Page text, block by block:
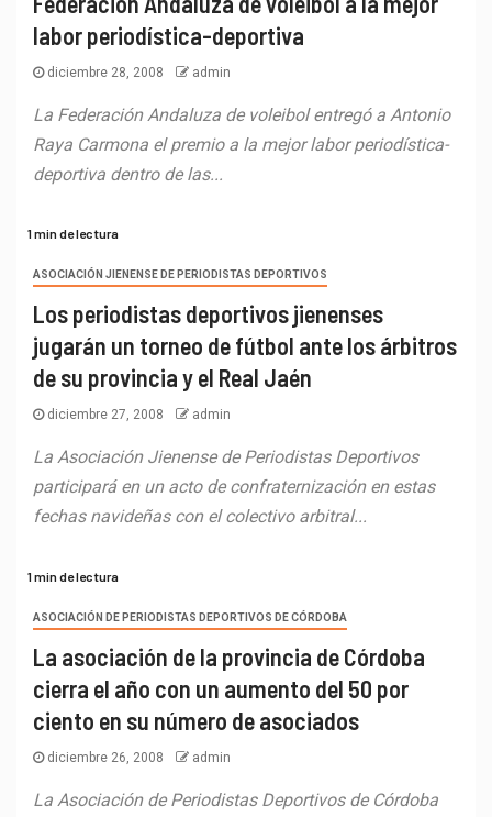
labor periodística-deportiva
diciembre 28, 2008 admin
La Federación Andaluza de voleibol entregó a Antonio
Raya Carmona el premio a la mejor labor periodística-
deportiva dentro de las...
1 min de lectura
ASOCIACIÓN JIENENSE DE PERIODISTAS DEPORTIVOS
Los periodistas deportivos jienenses
jugarán un torneo de fútbol ante los árbitros
de su provincia y el Real Jaén
diciembre 27, 2008 admin
La Asociación Jienense de Periodistas Deportivos
participará en un acto de confraternización en estas
fechas navideñas con el colectivo arbitral...
1 min de lectura
ASOCIACIÓN DE PERIODISTAS DEPORTIVOS DE CÓRDOBA
La asociación de la provincia de Córdoba
cierra el año con un aumento del 50 por
ciento en su número de asociados
diciembre 26, 2008 admin
La Asociación de Periodistas Deportivos de Córdoba